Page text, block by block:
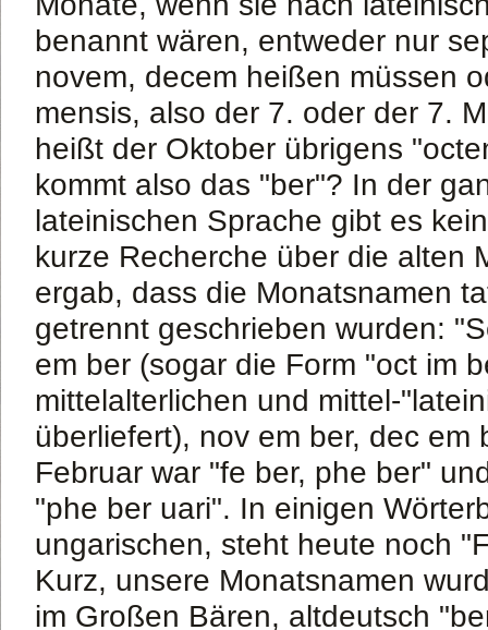
benannt wären, entweder nur
novem, decem heißen müssen
mensis, also der 7. oder der 7.
heißt der Oktober übrigens
kommt also das "ber"? In der
lateinischen Sprache gibt es
kurze Recherche über die alten
ergab, dass die Monatsnamen
getrennt geschrieben wurden:
em ber (sogar die Form "oct im
mittelalterlichen und mittel-
überliefert), nov em ber, dec em
Februar war "fe ber, phe ber"
"phe ber uari". In einigen
ungarischen, steht heute noch
Kurz, unsere Monatsnamen
im Großen Bären, altdeutsch